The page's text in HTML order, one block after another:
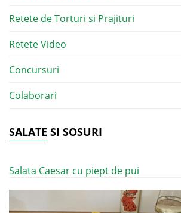
Retete de Torturi si Prajituri
Retete Video
Concursuri
Colaborari
SALATE SI SOSURI
Salata Caesar cu piept de pui